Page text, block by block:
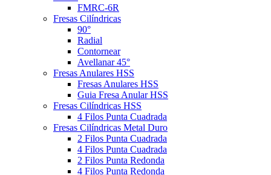
FMRC-6R
Fresas Cilíndricas
90°
Radial
Contornear
Avellanar 45°
Fresas Anulares HSS
Fresas Anulares HSS
Guia Fresa Anular HSS
Fresas Cilíndricas HSS
4 Filos Punta Cuadrada
Fresas Cilíndricas Metal Duro
2 Filos Punta Cuadrada
4 Filos Punta Cuadrada
2 Filos Punta Redonda
4 Filos Punta Redonda